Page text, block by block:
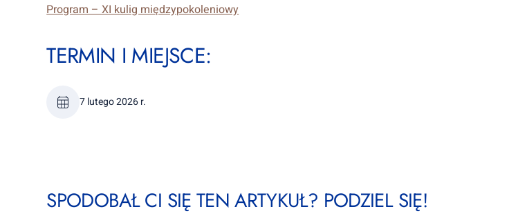
Program – XI kulig międzypokoleniowy
TERMIN I MIEJSCE:
7 lutego 2026 r.
SPODOBAŁ CI SIĘ TEN ARTYKUŁ? PODZIEL SIĘ!